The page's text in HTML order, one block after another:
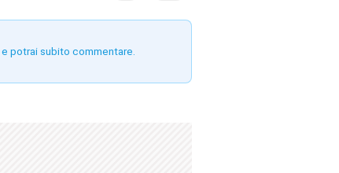
potrai subito commentare.